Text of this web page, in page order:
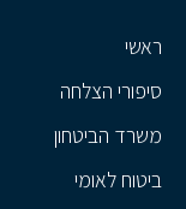
ראשי
סיפורי הצלחה
משרד הביטחון
ביטוח לאומי